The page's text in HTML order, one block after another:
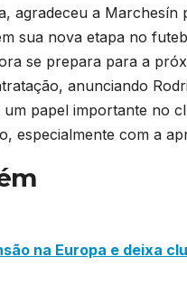
agradeceu a
sua nova etapa no
se prepara para a
anunciando
um papel importante no
especialmente com a
na Europa e deixa